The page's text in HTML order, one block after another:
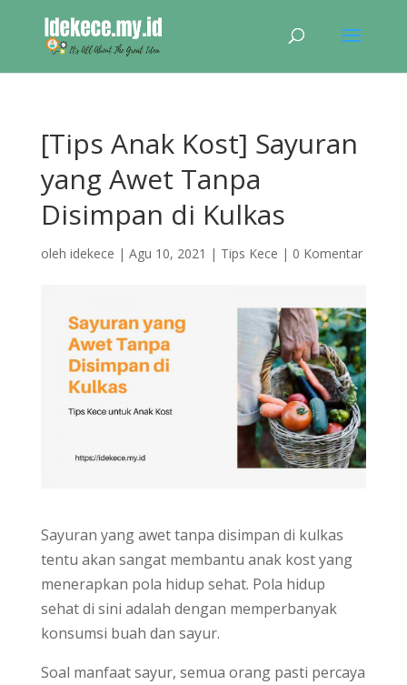
[Tips Anak Kost] Sayuran
yang Awet Tanpa
Disimpan di Kulkas
oleh idekece | Agu 10, 2021 | Tips Kece | 0 Komentar
Sayuran yang awet tanpa disimpan di kulkas
tentu akan sangat membantu anak kost yang
menerapkan pola hidup sehat. Pola hidup
sehat di sini adalah dengan memperbanyak
konsumsi buah dan sayur.
Soal manfaat sayur, semua orang pasti percaya